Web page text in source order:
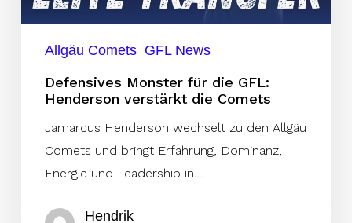
Comets
Allgäu Comets GFL News
Defensives Monster für die GFL:
Henderson verstärkt die Comets
Jamarcus Henderson wechselt zu den Allgäu
Comets und bringt Erfahrung, Dominanz,
Energie und Leadership in…
Hendrik